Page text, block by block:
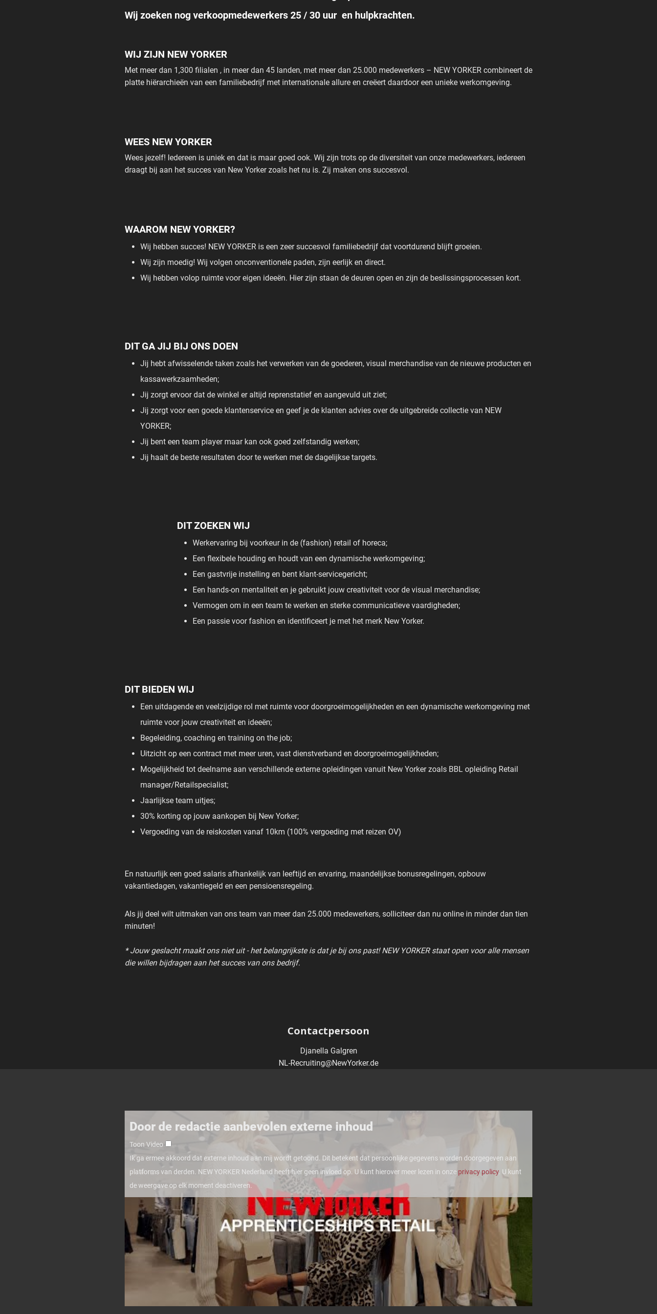
Wij zoeken nog verkoopmedewerkers 25 / 30 uur en hulpkrachten.
WIJ ZIJN NEW YORKER
Met meer dan 1,300 filialen , in meer dan 45 landen, met meer dan 25.000 medewerkers – NEW YORKER combineert de
platte hiërarchieën van een familiebedrijf met internationale allure en creëert daardoor een unieke werkomgeving.
WEES NEW YORKER
Wees jezelf! Iedereen is uniek en dat is maar goed ook. Wij zijn trots op de diversiteit van onze medewerkers, iedereen
draagt bij aan het succes van New Yorker zoals het nu is. Zij maken ons succesvol.
WAAROM NEW YORKER?
Wij hebben succes! NEW YORKER is een zeer succesvol familiebedrijf dat voortdurend blijft groeien.
Wij zijn moedig! Wij volgen onconventionele paden, zijn eerlijk en direct.
Wij hebben volop ruimte voor eigen ideeën. Hier zijn staan de deuren open en zijn de beslissingsprocessen kort.
DIT GA JIJ BIJ ONS DOEN
Jij hebt afwisselende taken zoals het verwerken van de goederen, visual merchandise van de nieuwe producten en
kassawerkzaamheden;
Jij zorgt ervoor dat de winkel er altijd reprenstatief en aangevuld uit ziet;
Jij zorgt voor een goede klantenservice en geef je de klanten advies over de uitgebreide collectie van NEW
YORKER;
Jij bent een team player maar kan ook goed zelfstandig werken;
Jij haalt de beste resultaten door te werken met de dagelijkse targets.
DIT ZOEKEN WIJ
Werkervaring bij voorkeur in de (fashion) retail of horeca;
Een flexibele houding en houdt van een dynamische werkomgeving;
Een gastvrije instelling en bent klant-servicegericht;
Een hands-on mentaliteit en je gebruikt jouw creativiteit voor de visual merchandise;
Vermogen om in een team te werken en sterke communicatieve vaardigheden;
Een passie voor fashion en identificeert je met het merk New Yorker.
DIT BIEDEN WIJ
Een uitdagende en veelzijdige rol met ruimte voor doorgroeimogelijkheden en een dynamische werkomgeving met
ruimte voor jouw creativiteit en ideeën;
Begeleiding, coaching en training on the job;
Uitzicht op een contract met meer uren, vast dienstverband en doorgroeimogelijkheden;
Mogelijkheid tot deelname aan verschillende externe opleidingen vanuit New Yorker zoals BBL opleiding Retail
manager/Retailspecialist;
Jaarlijkse team uitjes;
30% korting op jouw aankopen bij New Yorker;
Vergoeding van de reiskosten vanaf 10km (100% vergoeding met reizen OV)
En natuurlijk een goed salaris afhankelijk van leeftijd en ervaring, maandelijkse bonusregelingen, opbouw
vakantiedagen, vakantiegeld en een pensioensregeling.
Als jij deel wilt uitmaken van ons team van meer dan 25.000 medewerkers, solliciteer dan nu online in minder dan tien
minuten!
* Jouw geslacht maakt ons niet uit - het belangrijkste is dat je bij ons past! NEW YORKER staat open voor alle mensen
die willen bijdragen aan het succes van ons bedrijf.
Contactpersoon
Djanella Galgren
NL-Recruiting@NewYorker.de
Door de redactie aanbevolen externe inhoud
Toon Video
Ik ga ermee akkoord dat externe inhoud aan mij wordt getoond. Dit betekent dat persoonlijke gegevens worden doorgegeven aan
platforms van derden. NEW YORKER Nederland heeft hier geen invloed op. U kunt hierover meer lezen in onze privacy policy. U kunt
de weergave op elk moment deactiveren.